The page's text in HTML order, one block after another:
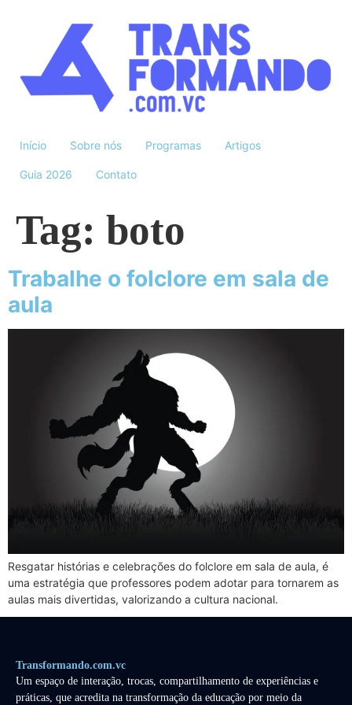
Início Sobre nós Programas Artigos
Guia 2026 Contato
Tag: boto
Trabalhe o folclore em sala de
aula
Resgatar histórias e celebrações do folclore em sala de aula, é
uma estratégia que professores podem adotar para tornarem as
aulas mais divertidas, valorizando a cultura nacional.
Transformando.com.vc
Um espaço de interação, trocas, compartilhamento de experiências e
práticas, que acredita na transformação da educação por meio da